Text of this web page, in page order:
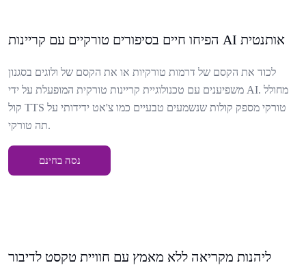
הפיחו חיים בסיפורים טורקיים עם קריינות AI אותנטית
לכוד את הקסם של דרמות טורקיות או את הקסם של ולוגים בסגנון
משפיענים עם טכנולוגיית קריינות טורקית המופעלת על ידי AI. מחולל
קול TTS טורקי מספק קולות שנשמעים טבעיים כמו צ'אט ידידותי על
תה טורקי.
נסה בחינם
ליהנות מקריאה ללא מאמץ עם חוויית טקסט לדיבור